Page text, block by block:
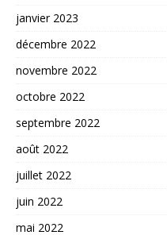
janvier 2023
décembre 2022
novembre 2022
octobre 2022
septembre 2022
août 2022
juillet 2022
juin 2022
mai 2022